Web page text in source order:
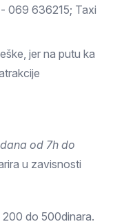
069 636215; Taxi
jer na putu ka
od 7h do
u zavisnosti
do 500dinara.